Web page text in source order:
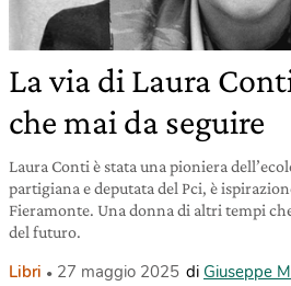
La via di Laura
che mai da seguire
Laura Conti è stata una pioniera
partigiana e deputata del Pci, è
Fieramonte. Una donna di altri tempi
del futuro.
Libri 27 maggio 2025 di Giuseppe